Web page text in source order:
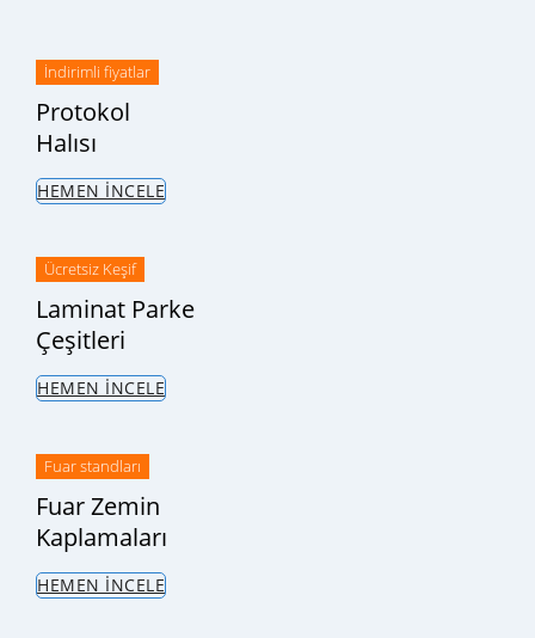
İndirimli fiyatlar
Protokol
Halısı
HEMEN İNCELE
Ücretsiz Keşif
Laminat Parke
Çeşitleri
HEMEN İNCELE
Fuar standları
Fuar Zemin
Kaplamaları
HEMEN İNCELE